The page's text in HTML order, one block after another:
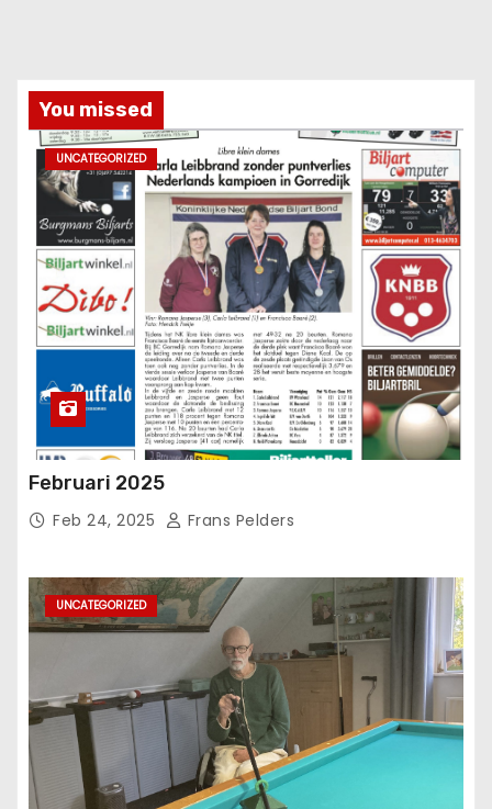
You missed
UNCATEGORIZED
Februari 2025
Feb 24, 2025 Frans Pelders
UNCATEGORIZED